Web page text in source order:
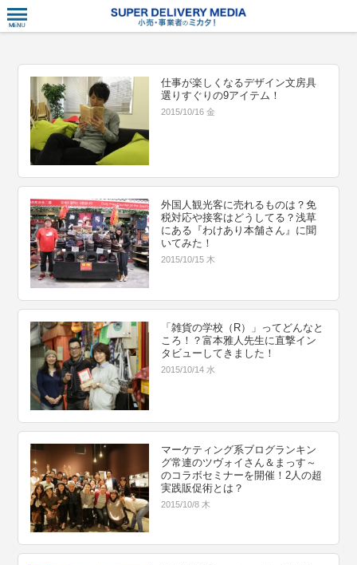
仕事が楽しくなるデザイン文房具
選りすぐりの9アイテム！
2015/10/16 金
外国人観光客に売れるものは？免
税対応や接客はどうしてる？浅草
にある『わけあり本舗さん』に聞
いてみた！
2015/10/15 木
「雑貨の学校（R）」ってどんなと
ころ！？富本雅人先生に直撃イン
タビューしてきました！
2015/10/14 水
マーケティング系ブログランキン
グ常連のツヴォイさん＆まっす～
のコラボセミナーを開催！2人の超
実践販促術とは？
2015/10/8 木